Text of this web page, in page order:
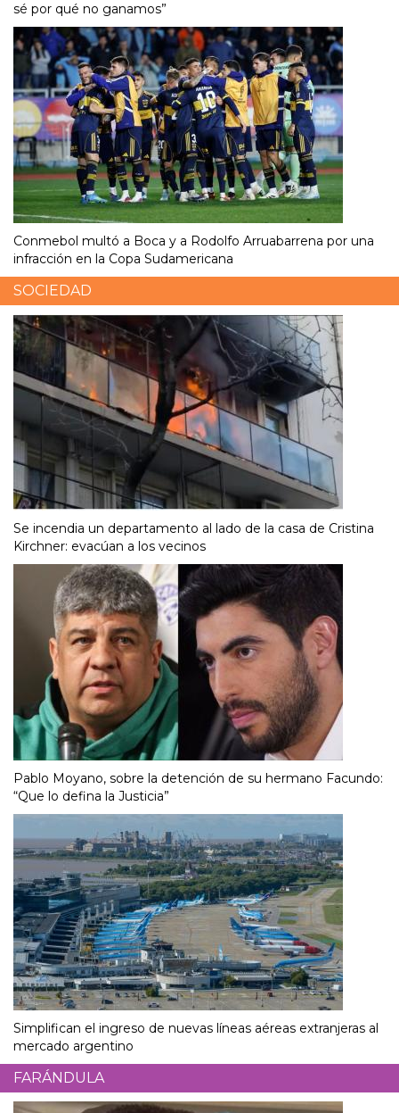
sé por qué no ganamos”
Conmebol multó a Boca y a Rodolfo Arruabarrena por una
infracción en la Copa Sudamericana
SOCIEDAD
Se incendia un departamento al lado de la casa de Cristina
Kirchner: evacúan a los vecinos
Pablo Moyano, sobre la detención de su hermano Facundo:
“Que lo defina la Justicia”
Simplifican el ingreso de nuevas líneas aéreas extranjeras al
mercado argentino
FARÁNDULA